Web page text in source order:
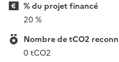
% du projet financé
20 %
Nombre de tCO2
0 tCO2